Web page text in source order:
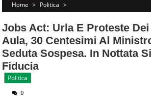
Home > Politica >
Jobs Act: Urla E Proteste
Aula, 30 Centesimi Al
Seduta Sospesa. In Nottata
Fiducia
Politica
0